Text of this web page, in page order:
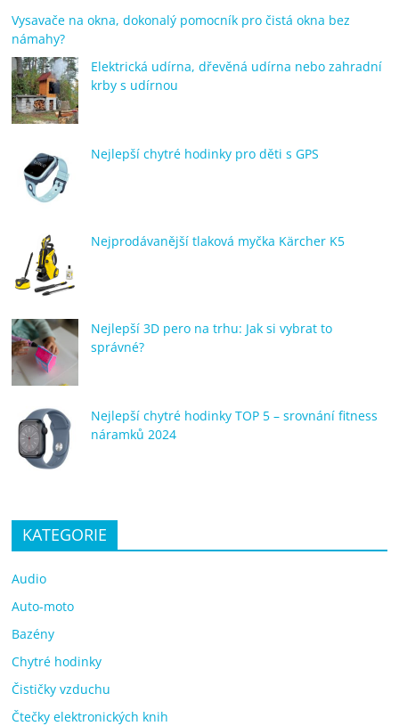
Vysavače na okna, dokonalý pomocník pro čistá okna bez
námahy?
Elektrická udírna, dřevěná udírna nebo zahradní
krby s udírnou
Nejlepší chytré hodinky pro děti s GPS
Nejprodávanější tlaková myčka Kärcher K5
Nejlepší 3D pero na trhu: Jak si vybrat to
správné?
Nejlepší chytré hodinky TOP 5 – srovnání fitness
náramků 2024
KATEGORIE
Audio
Auto-moto
Bazény
Chytré hodinky
Čističky vzduchu
Čtečky elektronických knih